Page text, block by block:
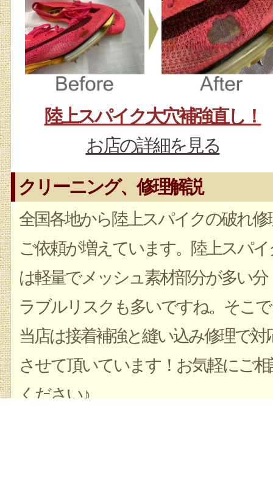
陸上スパイク大穴補強直し！
お店の詳細を見る
クリーニング、修理解説
全国各地から陸上スパイクの破れ修
ご依頼が増えています。陸上スパイ
は軽量でメッシュ素材部分が多い分
ラブルリスクも多いですね。そこ
当店は接着補強と縫い込み修理で対
させて頂いています！お気軽にご相
ください♪